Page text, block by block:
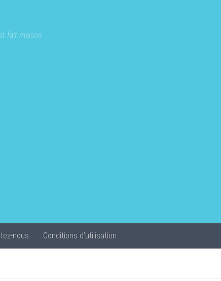
fait maison
nous Conditions d’utilisation